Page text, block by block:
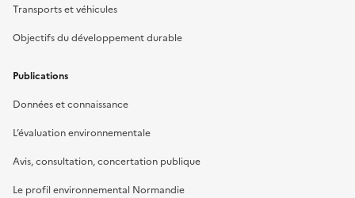
Transports et véhicules
Objectifs du développement durable
Publications
Données et connaissance
L’évaluation environnementale
Avis, consultation, concertation publique
Le profil environnemental Normandie